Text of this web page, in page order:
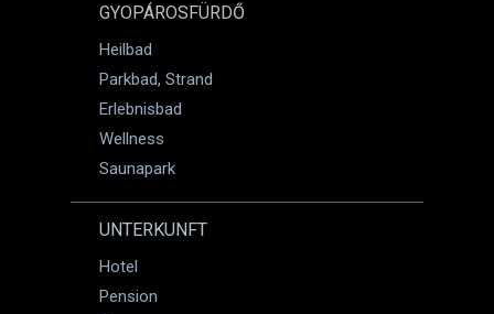
GYOPÁROSFÜRDŐ
Heilbad
Parkbad, Strand
Erlebnisbad
Wellness
Saunapark
UNTERKUNFT
Hotel
Pension